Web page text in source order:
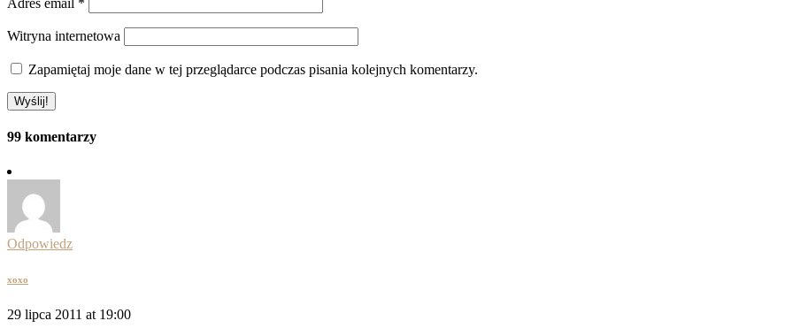
Adres email *
Witryna internetowa
Zapamiętaj moje dane w tej przeglądarce podczas pisania kolejnych komentarzy.
99 komentarzy
Odpowiedz
xoxo
29 lipca 2011 at 19:00